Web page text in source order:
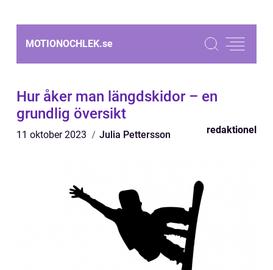
MOTIONOCHLEK.se
Hur åker man längdskidor – en
grundlig översikt
11 oktober 2023 Julia Pettersson redaktionel